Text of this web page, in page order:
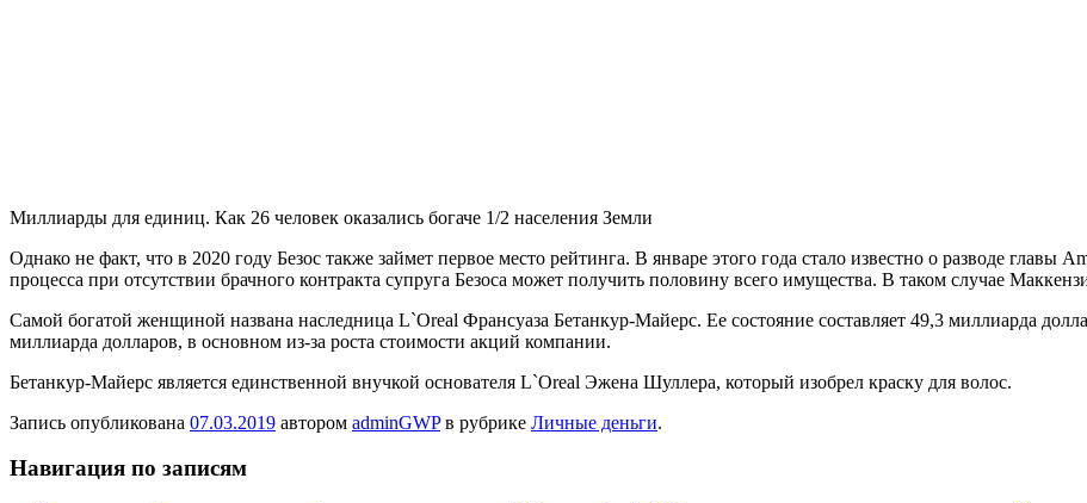
Миллиарды для единиц. Как 26 человек оказались богаче 1/2 населения Земли
Однако не факт, что в 2020 году Безос также займет первое место рейтинга. В январе этого года стало известно о разводе
процесса при отсутствии брачного контракта супруга Безоса может получить половину всего имущества. В таком случае
Самой богатой женщиной названа наследница L`Oreal Франсуаза Бетанкур-Майерс. Ее состояние составляет 49,3 миллиарда
миллиарда долларов, в основном из-за роста стоимости акций компании.
Бетанкур-Майерс является единственной внучкой основателя L`Oreal Эжена Шуллера, который изобрел краску для волос.
Запись опубликована 07.03.2019 автором adminGWPв рубрике Личные деньги.
Навигация по записям